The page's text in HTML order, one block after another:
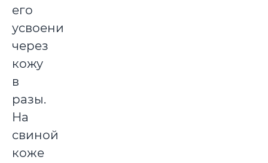
его
усвоение
через
кожу
в
разы.
На
свиной
коже